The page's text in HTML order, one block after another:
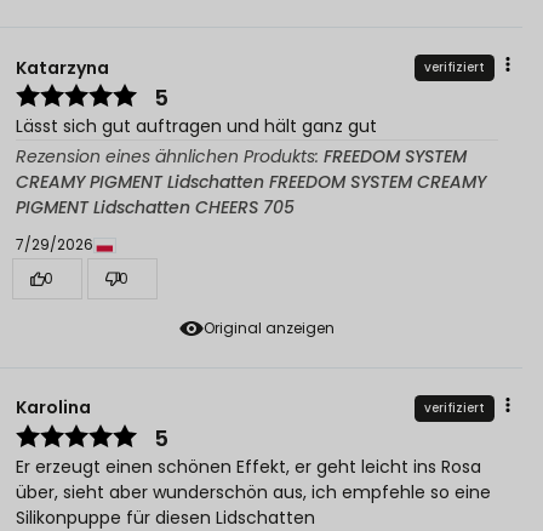
Original anzeigen
Katarzyna verifiziert
5
Lässt sich gut auftragen und hält ganz gut
Rezension eines ähnlichen Produkts: FREEDOM SYSTEM
CREAMY PIGMENT Lidschatten FREEDOM SYSTEM CREAMY
PIGMENT Lidschatten CHEERS 705
7/29/2026
0
0
Karolina verifiziert
5
Er erzeugt einen schönen Effekt, er geht leicht ins Rosa
über, sieht aber wunderschön aus, ich empfehle so eine
Silikonpuppe für diesen Lidschatten